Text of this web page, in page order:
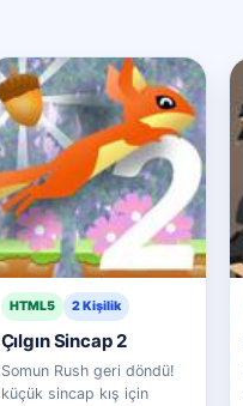
HTML5 2 Kişilik
Çılgın Sincap 2
Somun Rush geri döndü!
küçük sincap kış için